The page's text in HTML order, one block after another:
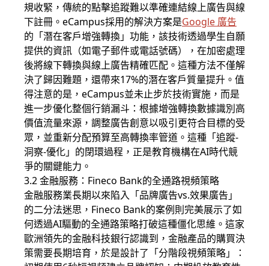
規收緊，傳統的點擊追蹤難以準確連結線上廣告與線
下註冊。eCampus採用的解決方案是Google 廣告
的「潛在客戶增強轉換」功能，該技術透過學生自願
提供的資訊（如電子郵件或電話號碼），在加密處理
後將線下轉換與線上廣告精確匹配。這種方法不僅解
決了歸因難題，還帶來17%的潛在客戶質量提升。值
得注意的是，eCampus並未止步於技術實施，而是
進一步優化整個行銷漏斗：根據增強轉換數據識別高
價值流量來源，調整廣告創意以吸引更符合目標的受
眾，並重新分配預算至高轉換率管道。這種「追蹤-
洞察-優化」的閉環過程，正是教育機構在AI時代競
爭的關鍵能力。
3.2 金融服務：Fineco Bank的全通路視頻策略
金融服務業長期以來陷入「品牌廣告vs.效果廣告」
的二分法迷思，Fineco Bank的案例則完美展示了如
何透過AI驅動的全通路策略打破這種僵化思維。這家
歐洲領先的金融科技銀行認識到，金融產品的購買決
策需要長期培育，於是設計了「分階段視頻策略」：